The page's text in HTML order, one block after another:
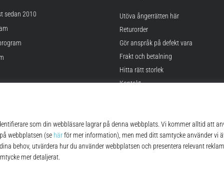
sedan 2010
Utöva ångerrätten här
Returorder
Gör anspråk på defekt vara
Frakt och betalning
Hitta rätt storlek
Kontakt